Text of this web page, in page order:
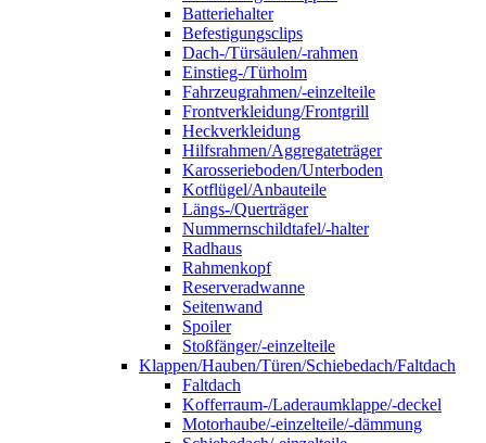
Batteriehalter
Befestigungsclips
Dach-/Türsäulen/-rahmen
Einstieg-/Türholm
Fahrzeugrahmen/-einzelteile
Frontverkleidung/Frontgrill
Heckverkleidung
Hilfsrahmen/Aggregateträger
Karosserieboden/Unterboden
Kotflügel/Anbauteile
Längs-/Querträger
Nummernschildtafel/-halter
Radhaus
Rahmenkopf
Reserveradwanne
Seitenwand
Spoiler
Stoßfänger/-einzelteile
Klappen/Hauben/Türen/Schiebedach/Faltdach
Faltdach
Kofferraum-/Laderaumklappe/-deckel
Motorhaube/-einzelteile/-dämmung